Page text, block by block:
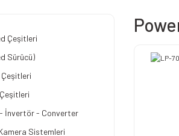
Çeşitleri
Sürücü)
İnvertör - Converter
Sistemleri